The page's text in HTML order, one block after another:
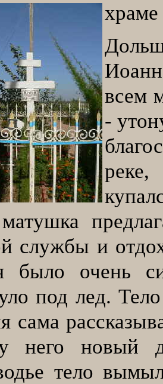
храме
всем
-
службы и
было очень
под лед.
сама
него новый
тело